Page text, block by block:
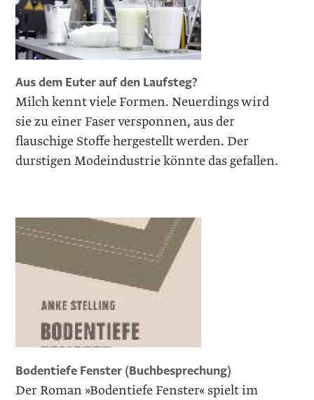
Aus dem Euter auf den Laufsteg?
Milch kennt viele Formen. Neuerdings wird
sie zu einer Faser versponnen, aus der
flauschige Stoffe hergestellt werden. Der
durstigen Modeindustrie könnte das gefallen.
Bodentiefe Fenster (Buchbesprechung)
Der Roman »Bodentiefe Fenster« spielt im